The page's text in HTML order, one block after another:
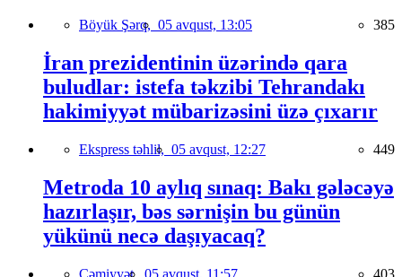
Böyük Şərq, 05 avqust, 13:05 385
İran prezidentinin üzərində qara
buludlar: istefa təkzibi Tehrandakı
hakimiyyət mübarizəsini üzə çıxarır
Ekspress təhlil, 05 avqust, 12:27 449
Metroda 10 aylıq sınaq: Bakı gələcəyə
hazırlaşır, bəs sərnişin bu günün
yükünü necə daşıyacaq?
Cəmiyyət, 05 avqust, 11:57 403